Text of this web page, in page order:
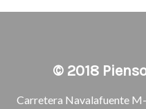
© 2018
Carretera Navalafuente